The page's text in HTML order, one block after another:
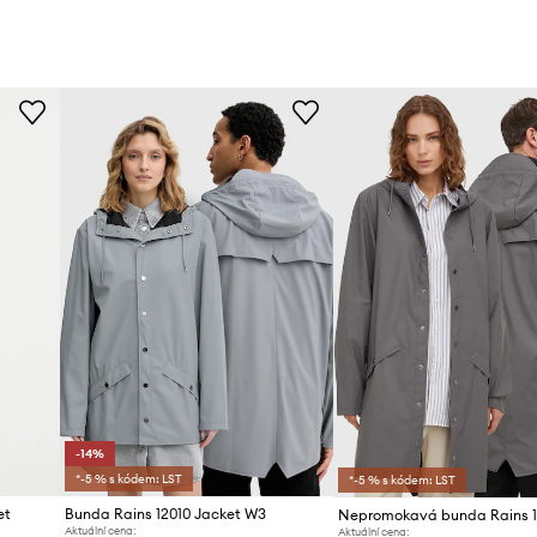
-14%
*-5 % s kódem: LST
Bunda Rains 12010 Jacket W3
Aktuální cena:
*-5 % s kódem: LST
Aktuální cena: